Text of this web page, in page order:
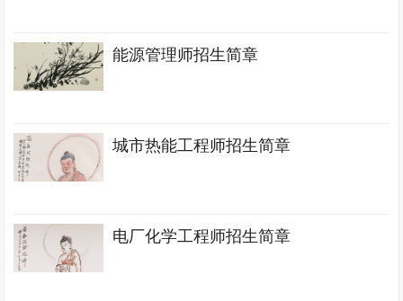
能源管理师招生简章
城市热能工程师招生简章
电厂化学工程师招生简章